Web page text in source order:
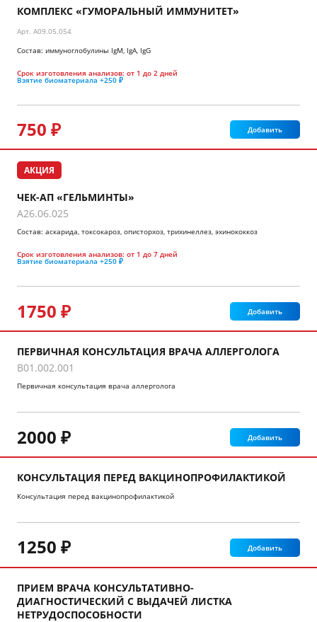
КОМПЛЕКС «ГУМОРАЛЬНЫЙ ИММУНИТЕТ»
Арт. A09.05.054
Состав: иммуноглобулины IgМ, IgА, IgG
Срок изготовления анализов: от 1 до 2 дней
Взятие биоматериала +250 ₽
750 ₽ Добавить
АКЦИЯ
ЧЕК-АП «ГЕЛЬМИНТЫ»
A26.06.025
Состав: аскарида, токсокароз, описторхоз, трихинеллез, эхинококкоз
Срок изготовления анализов: от 1 до 7 дней
Взятие биоматериала +250 ₽
1750 ₽ Добавить
ПЕРВИЧНАЯ КОНСУЛЬТАЦИЯ ВРАЧА АЛЛЕРГОЛОГА
B01.002.001
Первичная консультация врача аллерголога
2000 ₽ Добавить
КОНСУЛЬТАЦИЯ ПЕРЕД ВАКЦИНОПРОФИЛАКТИКОЙ
Консультация перед вакцинопрофилактикой
1250 ₽ Добавить
ПРИЕМ ВРАЧА КОНСУЛЬТАТИВНО-
ДИАГНОСТИЧЕСКИЙ С ВЫДАЧЕЙ ЛИСТКА
НЕТРУДОСПОСОБНОСТИ